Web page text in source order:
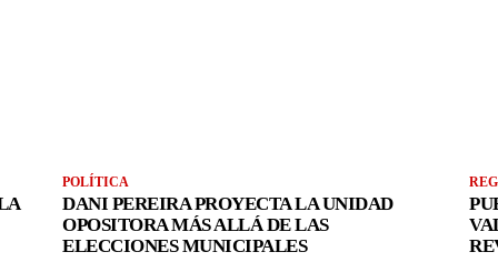
POLÍTICA
DANI PEREIRA PROYECTA LA UNIDAD
OPOSITORA MÁS ALLÁ DE LAS
ELECCIONES MUNICIPALES